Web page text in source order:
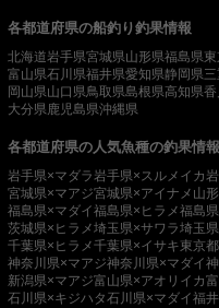
各都道府県の船釣り釣果情報
北海道岩手県宮城県山形県福島県
富山県石川県福井県愛知県静岡県
岡山県山口県鳥取県島根県高知県
大分県鹿児島県沖縄県
各都道府県の人気魚種の釣果情報
岩手県×マダラ岩手県×スルメイカ
宮城県×マアジ宮城県×アイナメ 山
福島県×マダイ福島県×ヒラメ福島
茨城県×ヒラメ埼玉県×サワラ埼玉
千葉県×ヒラメ千葉県×イサキ東京
神奈川県×マアジ神奈川県×マダイ
新潟県×マアジ富山県×アオリイカ
石川県×キジハタ石川県×マダイ福